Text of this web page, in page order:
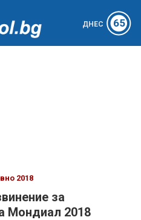
ДНЕС 65
2018
за
Мондиал 2018